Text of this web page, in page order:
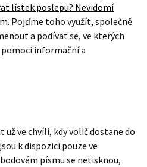
lístek poslepu? Nevidomí
. Pojďme toho využít, společně
a podívat se, ve kterých
informační a
ve chvíli, kdy volič dostane do
k dispozici pouze ve
písmu se netisknou,